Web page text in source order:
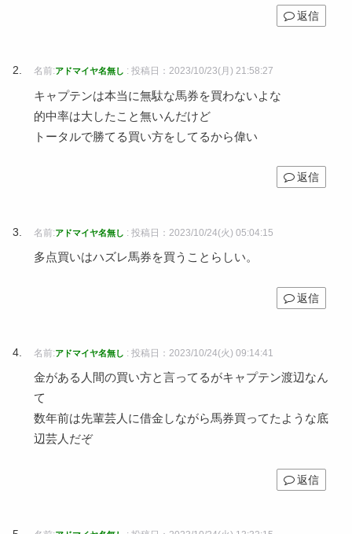
返信
名前:アドマイヤ名無し : 投稿日：2023/10/23(月) 21:58:27
キャプテンは本当に無駄な馬券を買わないよな
的中率は大したこと無いんだけど
トータルで勝てる買い方をしてるから偉い
返信
名前:アドマイヤ名無し : 投稿日：2023/10/24(火) 05:04:15
多点買いはハズレ馬券を買うことらしい。
返信
名前:アドマイヤ名無し : 投稿日：2023/10/24(火) 09:14:41
金がある人間の買い方と言ってるがキャプテン渡辺なん
て
数年前は先輩芸人に借金しながら馬券買ってたような底
辺芸人だぞ
返信